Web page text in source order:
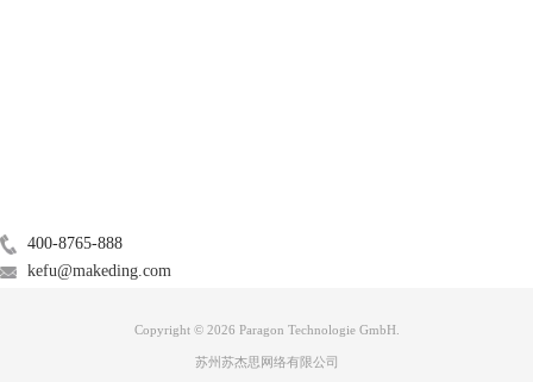
400-8765-888
kefu@makeding.com
Copyright © 2026 Paragon Technologie GmbH.
苏州苏杰思网络有限公司